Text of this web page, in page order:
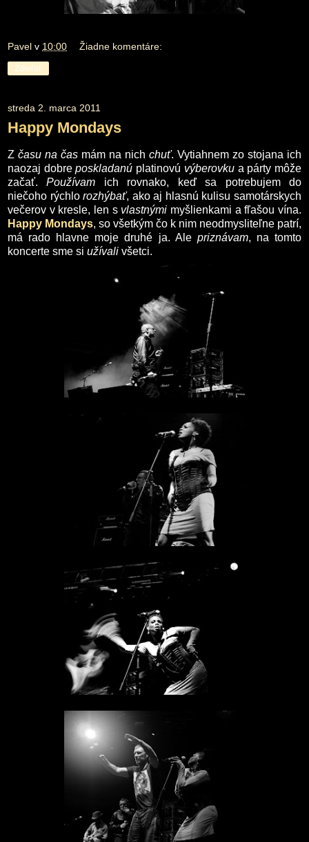
Pavel v 10:00 Žiadne komentáre:
Zdieľať
streda 2. marca 2011
Happy Mondays
Z času na čas mám na nich chuť. Vytiahnem zo stojana ich
naozaj dobreposkladanú platinovú výberovku a párty môže
začať.Používam ich rovnako, keď sa potrebujem do
niečoho rýchlorozhýbať, ako aj hlasnú kulisu samotárskych
večerov v kresle, len s vlastnými myšlienkami a fľašou vína.
Happy Mondays, so všetkým čo k nim neodmysliteľne patrí,
má rado hlavne moje druhé ja. Ale priznávam, na tomto
koncerte sme si užívali všetci.